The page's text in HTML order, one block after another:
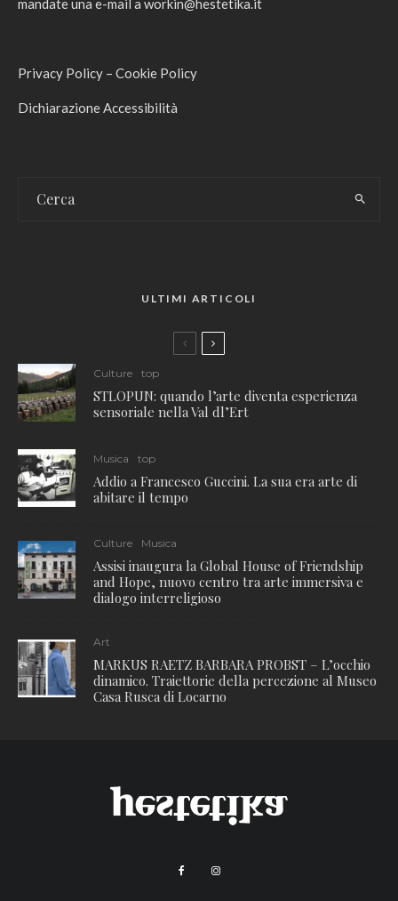
mandate una e-mail a workin@hestetika.it
Privacy Policy – Cookie Policy
Dichiarazione Accessibilità
ULTIMI ARTICOLI
Culture top
STLOPUN: quando l’arte diventa esperienza
sensoriale nella Val dl’Ert
Musica top
Addio a Francesco Guccini. La sua era arte di
abitare il tempo
Culture Musica
Assisi inaugura la Global House of Friendship
and Hope, nuovo centro tra arte immersiva e
dialogo interreligioso
Art
MARKUS RAETZ BARBARA PROBST – L’occhio
dinamico. Traiettorie della percezione al Museo
Casa Rusca di Locarno